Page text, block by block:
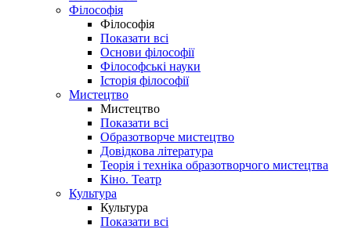
Філософія
Філософія
Показати всі
Основи філософії
Філософські науки
Історія філософії
Мистецтво
Мистецтво
Показати всі
Образотворче мистецтво
Довідкова література
Теорія і техніка образотворчого мистецтва
Кіно. Театр
Культура
Культура
Показати всі